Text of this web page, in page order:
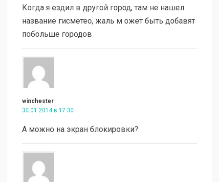
Когда я ездил в другой город, там не нашел
название гисметео, жаль м ожет быть добавят
побольше городов
winchester
30.01.2014 в 17:30
А можно на экран блокировки?